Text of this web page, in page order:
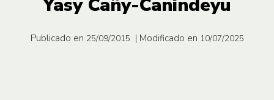
Publicado en 25/09/2015 | Modificado en 10/07/2025